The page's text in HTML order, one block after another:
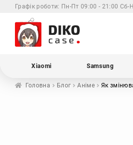
Графік роботи: Пн-Пт 09:00 - 21:00 Сб-
Xiaomi Samsung
Головна Блог Аніме Як